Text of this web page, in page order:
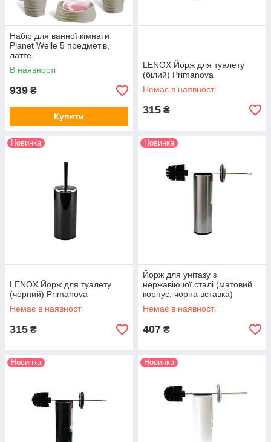
Набір для ванної кімнати
Planet Welle 5 предметів,
латте
В наявності
939 ₴
Купити
LENOX Йорж для туалету
(білий) Primanova
Немає в наявності
315 ₴
Новинка
LENOX Йорж для туалету
(чорний) Primanova
Немає в наявності
315 ₴
Новинка
Йорж для унітазу з
нержавіючої сталі (матовий
корпус, чорна вставка)
Primanova
Немає в наявності
407 ₴
Новинка Новинка